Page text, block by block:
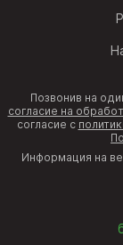
Позвонив на
согласие на
согласие с
Информация на